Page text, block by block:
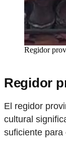
Regidor
Regidor
El regidor
cultural
suficiente para